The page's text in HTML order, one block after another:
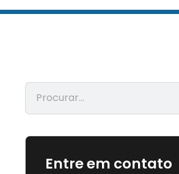
Entre em contato